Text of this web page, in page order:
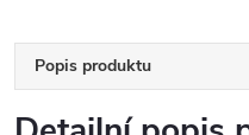
Popis produktu